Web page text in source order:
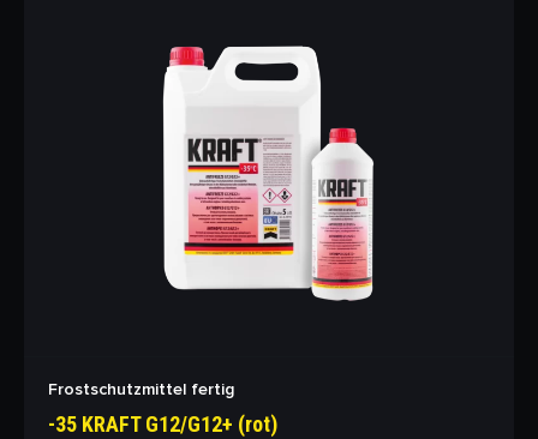
Frostschutzmittel fertig
-35 KRAFT G12/G12+ (rot)